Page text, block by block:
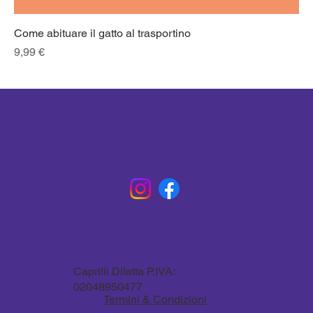
Come abituare il gatto al trasportino
Prezzo
9,99 €
Termini & Condizioni
Caprilli Diletta P.IVA:
02048950477